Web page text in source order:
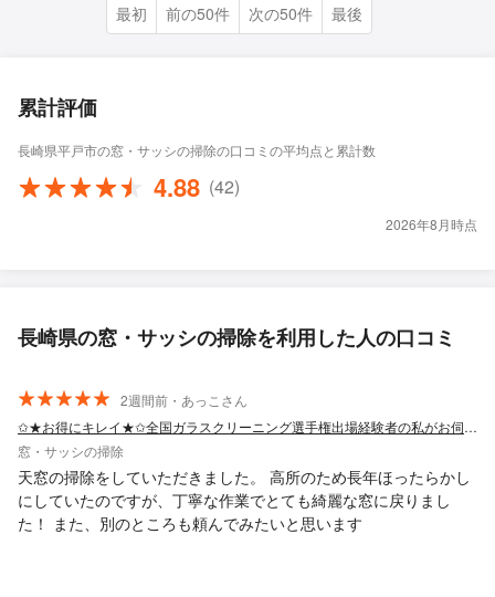
最初 前の50件 次の50件 最後
累計評価
長崎県平戸市の窓・サッシの掃除の口コミの平均点と累計数
4.88 (42)
2026年8月時点
長崎県の窓・サッシの掃除を利用した人の口コミ
2週間前・あっこさん
✩★お得にキレイ★✩全国ガラスクリーニング選手権出場経験者の私がお伺いします！！
窓・サッシの掃除
天窓の掃除をしていただきました。 高所のため長年ほったらかし
にしていたのですが、丁寧な作業でとても綺麗な窓に戻りまし
た！ また、別のところも頼んでみたいと思います